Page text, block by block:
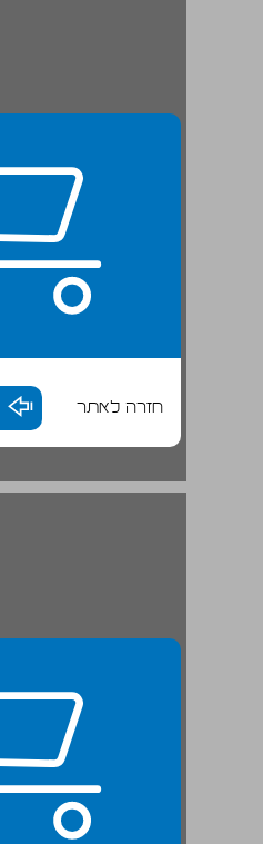
חזרה לאתר
חלומות ג'מל פחה והישוב העברי ... 27